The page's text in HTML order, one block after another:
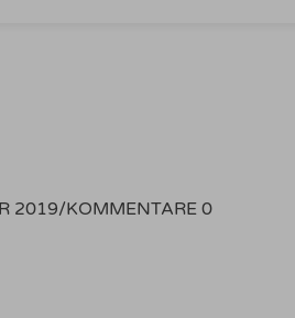
2019/KOMMENTARE 0